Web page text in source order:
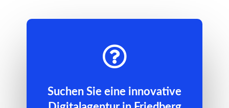

Suchen Sie eine innovative